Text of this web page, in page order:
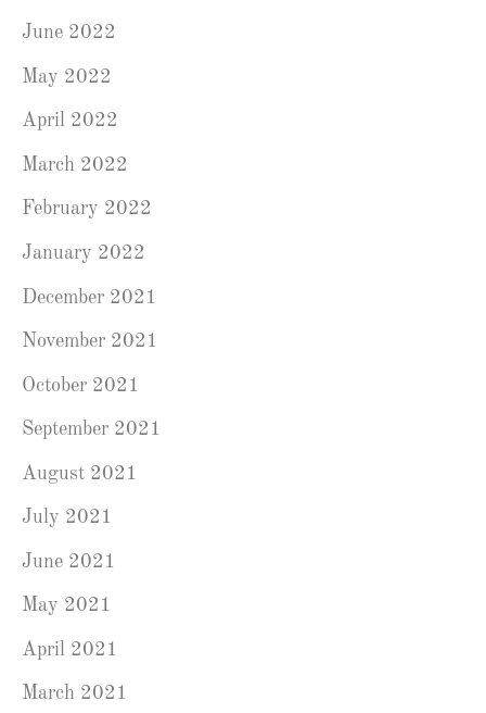
June 2022
May 2022
April 2022
March 2022
February 2022
January 2022
December 2021
November 2021
October 2021
September 2021
August 2021
July 2021
June 2021
May 2021
April 2021
March 2021